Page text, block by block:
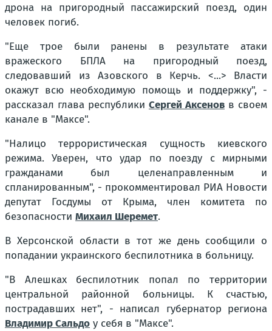
дрона на пригородный пассажирский поезд, один
человек погиб.
"Еще трое были ранены в результате атаки
вражеского БПЛА на пригородный поезд,
следовавший из Азовского в Керчь. <...> Власти
окажут всю необходимую помощь и поддержку", -
рассказал глава республики Сергей Аксенов в своем
канале в "Максе".
"Налицо террористическая сущность киевского
режима. Уверен, что удар по поезду с мирными
гражданами был целенаправленным и
спланированным", - прокомментировал РИА Новости
депутат Госдумы от Крыма, член комитета по
безопасности Михаил Шеремет.
В Херсонской области в тот же день сообщили о
попадании украинского беспилотника в больницу.
"В Алешках беспилотник попал по территории
центральной районной больницы. К счастью,
пострадавших нет", - написал губернатор региона
Владимир Сальдо у себя в "Максе".